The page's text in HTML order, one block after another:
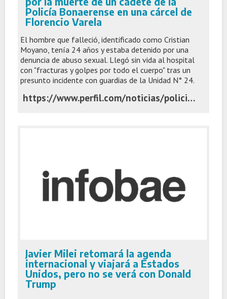
Policía Bonaerense en una cárcel de
Florencio Varela
El hombre que falleció, identificado como Cristian
Moyano, tenía 24 años y estaba detenido por una
denuncia de abuso sexual. Llegó sin vida al hospital
con "fracturas y golpes por todo el cuerpo" tras un
presunto incidente con guardias de la Unidad N° 24.
https://www.perfil.com/noticias/policia/detuvieron-a-cinco-penitenciarios-por-la-muerte-de-un-cadete-de-la-policia-bonaerense-en-una-carcel-de-florencio-varela.phtml
Javier Milei retomará la agenda
internacional y viajará a Estados
Unidos, pero no se verá con Donald
Trump